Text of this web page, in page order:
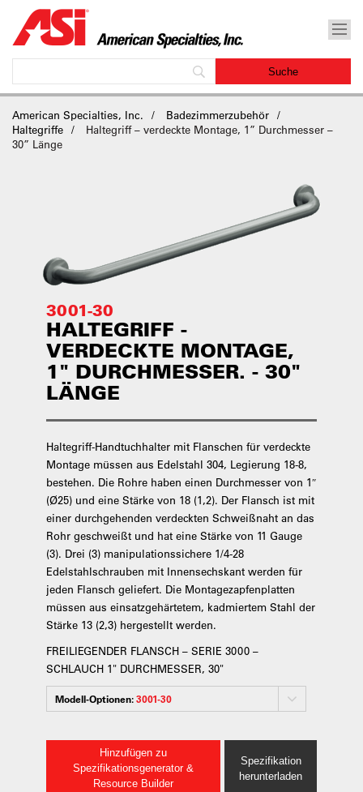
American Specialties, Inc.
Badezimmerzubehör
Haltegriffe
Haltegriff – verdeckte Montage, 1” Durchmesser –
30” Länge
3001-30
HALTEGRIFF -
VERDECKTE MONTAGE,
1" DURCHMESSER. - 30"
LÄNGE
Haltegriff-Handtuchhalter mit Flanschen für verdeckte
Montage müssen aus Edelstahl 304, Legierung 18-8,
bestehen. Die Rohre haben einen Durchmesser von 1″
(Ø25) und eine Stärke von 18 (1,2). Der Flansch ist mit
einer durchgehenden verdeckten Schweißnaht an das
Rohr geschweißt und hat eine Stärke von 11 Gauge
(3). Drei (3) manipulationssichere 1/4-28
Edelstahlschrauben mit Innensechskant werden für
jeden Flansch geliefert. Die Montagezapfenplatten
müssen aus einsatzgehärtetem, kadmiertem Stahl der
Stärke 13 (2,3) hergestellt werden.
FREILIEGENDER FLANSCH – SERIE 3000 –
SCHLAUCH 1" DURCHMESSER, 30"
Modell-Optionen:3001-30
Hinzufügen zu
Spezifikationsgenerator &
Resource Builder
Spezifikation
herunterladen